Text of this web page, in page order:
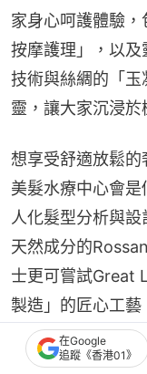
家身心呵護體驗
按摩護理」，以
技術與絲綢的「
靈，讓大家沉浸於
想享受舒適放鬆
美髮水療中心會
人化髮型分析與
天然成分的
士更可嘗試Great
製造」的匠心工
訂級髮型體驗。
在Google
追蹤《香港01》